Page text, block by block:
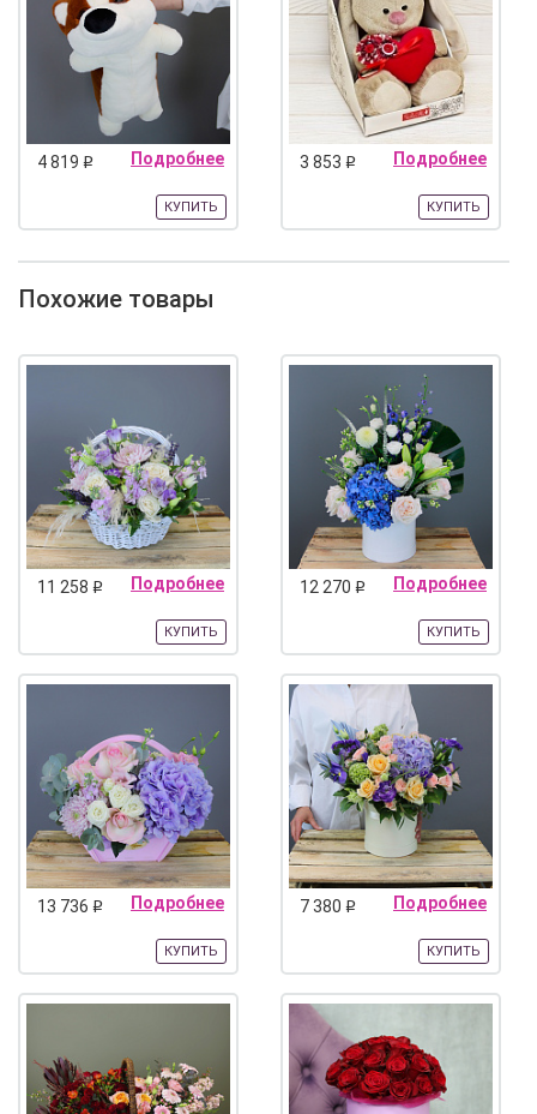
4 819 q Подробнее
КУПИТЬ
3 853 q Подробнее
КУПИТЬ
Похожие товары
11 258 q Подробнее
КУПИТЬ
12 270 q Подробнее
КУПИТЬ
13 736 q Подробнее
КУПИТЬ
7 380 q Подробнее
КУПИТЬ